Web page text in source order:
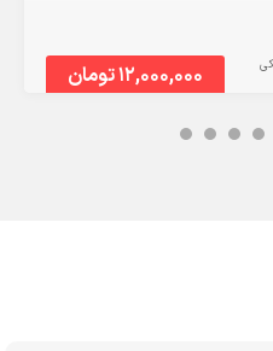
12,000,000 تومان